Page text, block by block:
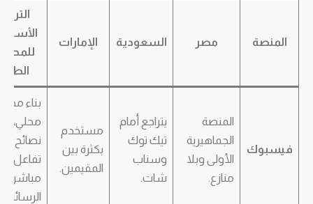
المنصة مصر السعودية الإمارات
فيسبوك
المنصة
الجماهيرية
الأولى وبلا
منازع.
يتراجع أمام
تيك توك
وسناب
شات.
مستخدم
بكثرة بين
المقيمين.
بناء
محلي،
نصائح
تفاعل
مباشر
الرسائل.